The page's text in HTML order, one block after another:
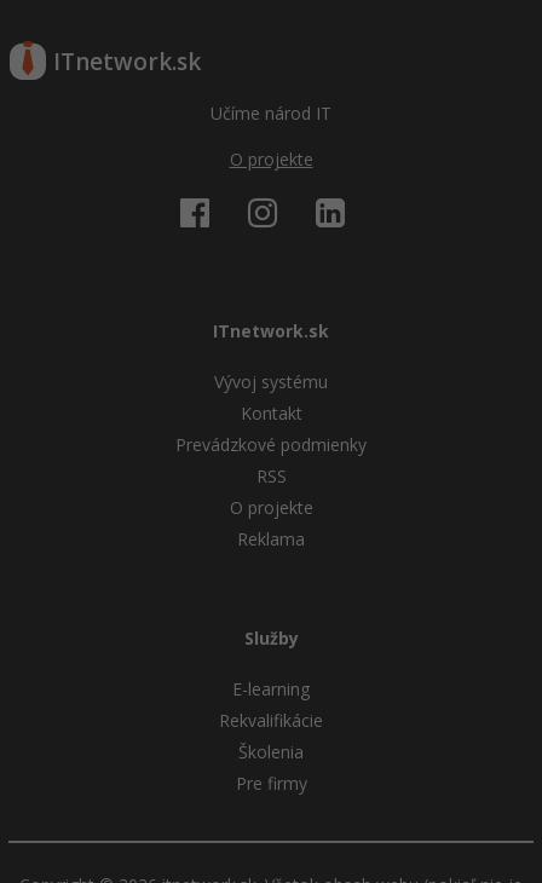
ITnetwork.sk
Učíme národ IT
O projekte
ITnetwork.sk
Vývoj systému
Kontakt
Prevádzkové podmienky
RSS
O projekte
Reklama
Služby
E-learning
Rekvalifikácie
Školenia
Pre firmy